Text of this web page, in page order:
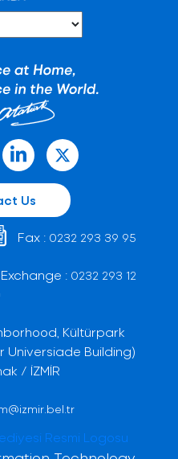
Us
Fax : 0232 293 39 95
: 0232 293 12
Kültürpark
Universiade Building)
/ İZMİR